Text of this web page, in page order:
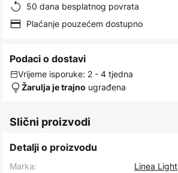
50 dana besplatnog povrata
Plaćanje pouzećem dostupno
Podaci o dostavi
Vrijeme isporuke: 2 - 4 tjedna
Žarulja je trajno ugrađena
Slični proizvodi
Detalji o proizvodu
Marka:
Linea Light